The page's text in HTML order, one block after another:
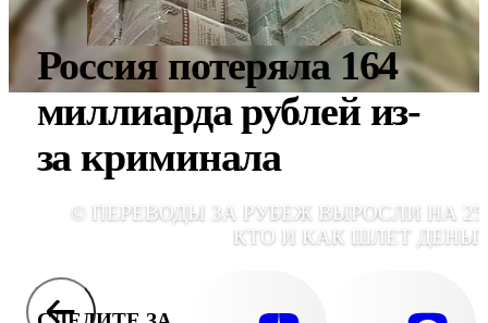
Россия потеряла 164
миллиарда рублей из-
за криминала
© ПЕРЕВОДЫ ЗА РУБЕЖ ВЫРОСЛИ НА
КТО И КАК ШЛЕТ